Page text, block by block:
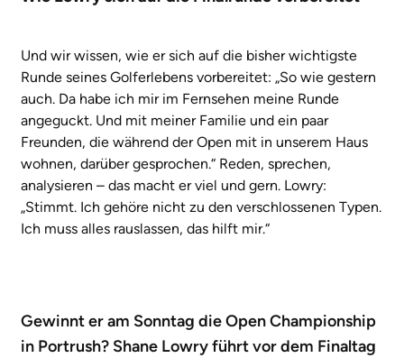
Und wir wissen, wie er sich auf die bisher wichtigste
Runde seines Golferlebens vorbereitet: „So wie gestern
auch. Da habe ich mir im Fernsehen meine Runde
angeguckt. Und mit meiner Familie und ein paar
Freunden, die während der Open mit in unserem Haus
wohnen, darüber gesprochen.“ Reden, sprechen,
analysieren – das macht er viel und gern. Lowry:
„Stimmt. Ich gehöre nicht zu den verschlossenen Typen.
Ich muss alles rauslassen, das hilft mir.“
Gewinnt er am Sonntag die Open Championship
in Portrush? Shane Lowry führt vor dem Finaltag